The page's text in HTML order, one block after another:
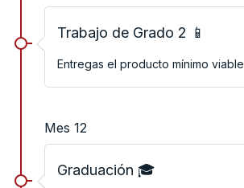
Trabajo de Grado 2 📱
Entregas el producto mínimo viable
Mes 12
Graduación 🎓